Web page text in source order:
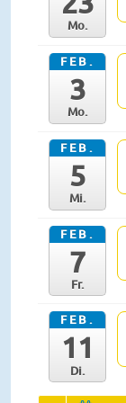
Mo.
FEB.
3
Mo.
FEB.
5
Mi.
FEB.
7
Fr.
FEB.
11
Di.